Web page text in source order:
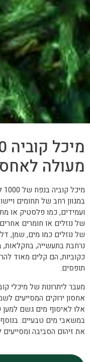
מעולה
במגוון רחב של תחומים
ועמידים, כמו פלסטיק או
של נוזלים או חומרים
של נוזלים כמו מים, שמן,
נרחבת בתעשייה, בחקלאות,
כקוביות, הם קלים מאוד
תופסים.
אחסון ירוקים המסייעים
אלו לאיסוף מים גשם
במשאבי מים טבעיים.
את זיהום הסביבה